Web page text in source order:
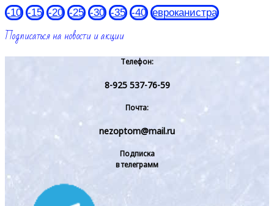
-10 -15 -20 -25 -30 -35 -40 евроканистра
Подписаться на новости и акции
Телефон:
8-925 537-76-59
Почта:
nezoptom@mail.ru
Подписка
в телеграмм